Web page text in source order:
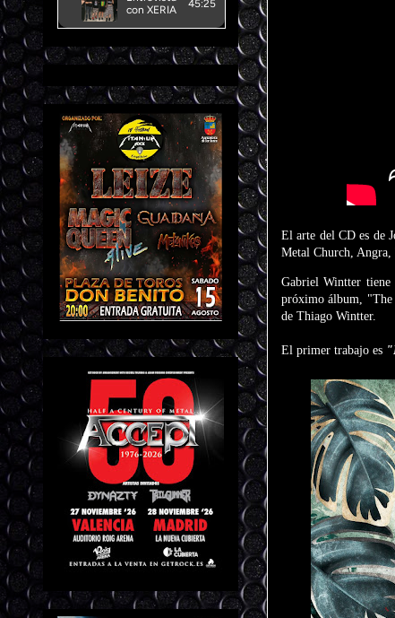
El arte del CD es de
Metal Church, Angra,
Gabriel Wintter tiene
próximo álbum, "The
de Thiago Wintter.
El primer trabajo es